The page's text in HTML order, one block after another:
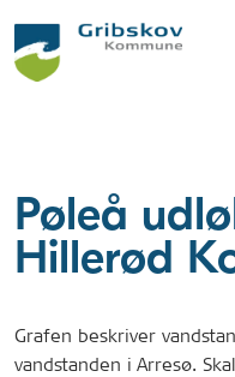
Pøleå
Hillerød
Grafen beskriver
vandstanden i Arresø.